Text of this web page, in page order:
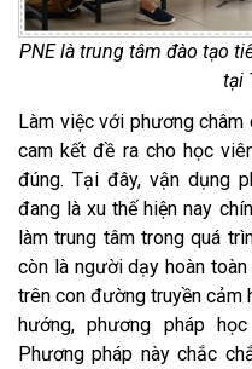
PNE là trung tâm đào tạo
tại
Làm việc với phương
cam kết đề ra cho học
đúng. Tại đây, vận dụng
đang là xu thế hiện nay
làm trung tâm trong quá
còn là người dạy hoàn
trên con đường truyền cảm
hướng, phương pháp
Phương pháp này chắc